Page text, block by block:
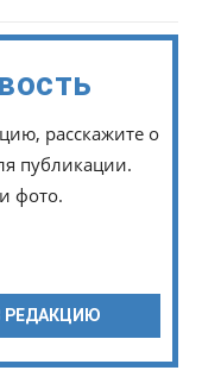
расскажите о
публикации.
фото.
РЕДАКЦИЮ